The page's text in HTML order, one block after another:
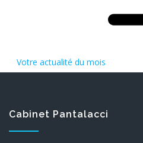
Votre actualité du mois
Cabinet Pantalacci